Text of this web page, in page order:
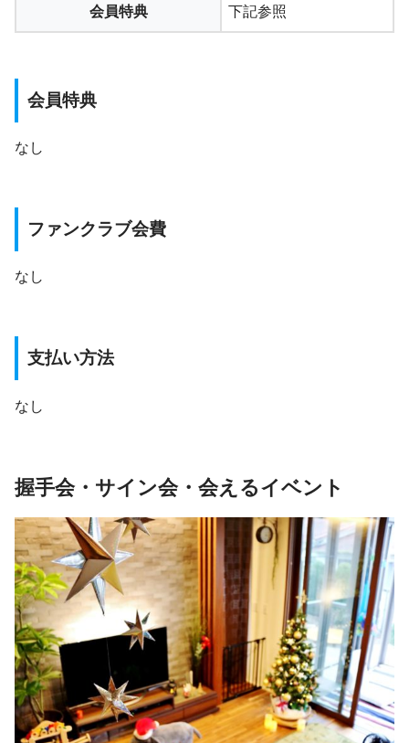
会員特典 下記参照
会員特典
なし
ファンクラブ会費
なし
支払い方法
なし
握手会・サイン会・会えるイベント